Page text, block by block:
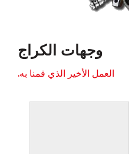
وجهات الكراج
العمل الأخير الذي قمنا به.